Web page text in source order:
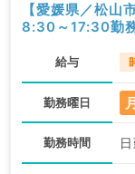
【愛媛県／松
8:30～17:30勤
給与
勤務曜日
勤務時間